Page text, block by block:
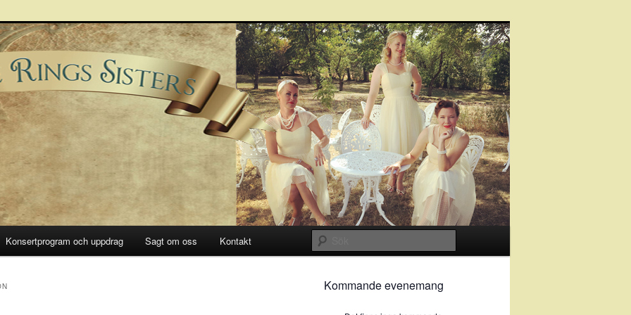
Konsertprogram och uppdrag Sagt om oss Kontakt
Kommande evenemang